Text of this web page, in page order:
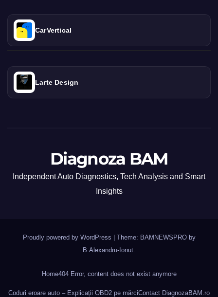
CarVertical
Larte Design
Diagnoza BAM
Independent Auto Diagnostics, Tech Analysis and Smart
Insights
Proudly powered by WordPress
Theme: BAMNEWSPRO by
B.Alexandru-Ionut.
Home404 Error, content does not exist anymore
Coduri eroare auto – Explicații OBD2 pe mărciContact DiagnozaBAM.ro